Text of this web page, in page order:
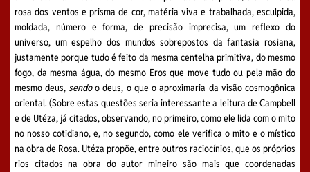
rosa dos ventos e prisma de cor, matéria viva e trabalhada, esculpida,
moldada, número e forma, de precisão imprecisa, um reflexo do
universo, um espelho dos mundos sobrepostos da fantasia rosiana,
justamente porque tudo é feito da mesma centelha primitiva, do mesmo
fogo, da mesma água, do mesmo Eros que move tudo ou pela mão do
mesmo deus, sendoo deus, o que o aproximaria da visão cosmogônica
oriental. (Sobre estas questões seria interessante a leitura de Campbell
e de Utéza, já citados, observando, no primeiro, como ele lida com o mito
no nosso cotidiano, e, no segundo, como ele verifica o mito e o místico
na obra de Rosa. Utéza propõe, entre outros raciocínios, que os próprios
rios citados na obra do autor mineiro são mais que coordenadas